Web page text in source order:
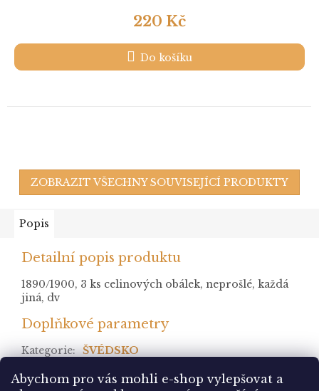
Abychom pro vás mohli e-shop vylepšovat a
220 Kč
Do košíku
ZOBRAZIT VŠECHNY SOUVISEJÍCÍ PRODUKTY
Popis
Detailní popis produktu
1890/1900, 3 ks celinových obálek, neprošlé, každá
jiná, dv
Doplňkové parametry
Kategorie: ŠVÉDSKO